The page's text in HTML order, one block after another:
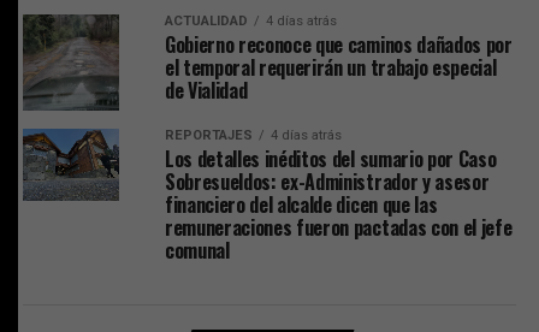
ACTUALIDAD 4 días atrás
Gobierno reconoce que caminos dañados por
el temporal requerirán un trabajo especial
de Vialidad
REPORTAJES 4 días atrás
Los detalles inéditos del sumario por Caso
Sobresueldos: ex-Administrador y asesor
financiero del alcalde dicen que las
remuneraciones fueron pactadas con el jefe
comunal